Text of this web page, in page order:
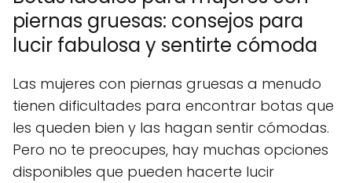
piernas gruesas: consejos para
lucir fabulosa y sentirte cómoda
Las mujeres con piernas gruesas a menudo
tienen dificultades para encontrar botas que
les queden bien y las hagan sentir cómodas.
Pero no te preocupes, hay muchas opciones
disponibles que pueden hacerte lucir